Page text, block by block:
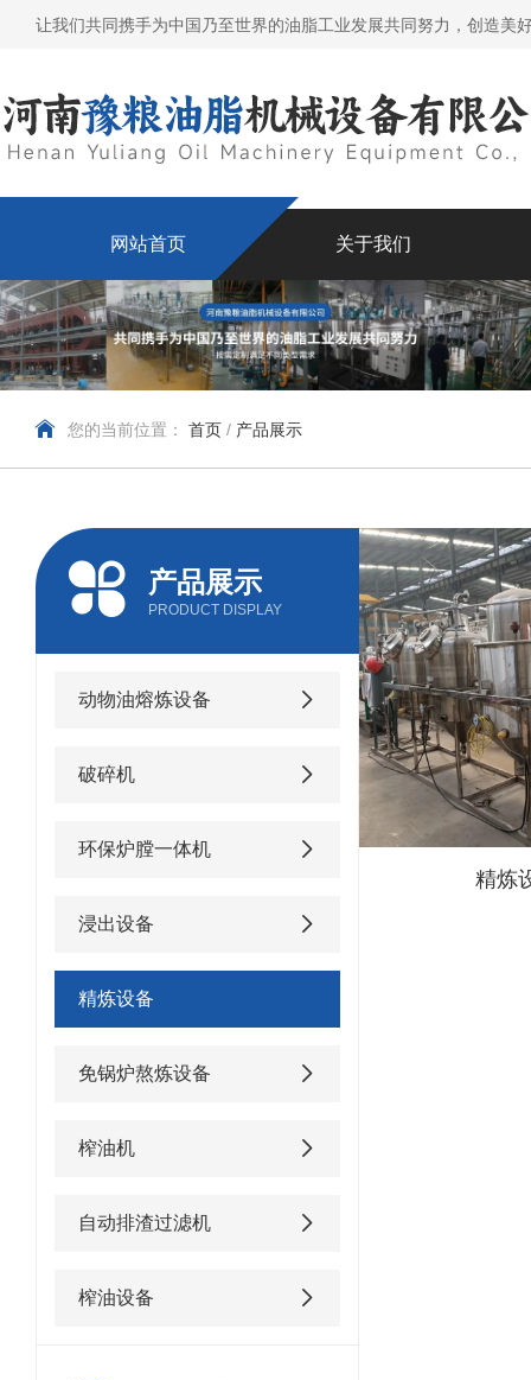
让我们共同携手为中国乃至世界的油脂工业发展共同努力，创造美
网站首页 关于我们
您的当前位置： 首页 / 产品展示
产品展示
PRODUCT DISPLAY
动物油熔炼设备
破碎机
环保炉膛一体机
浸出设备
精炼设备
免锅炉熬炼设备
榨油机
自动排渣过滤机
榨油设备
精炼